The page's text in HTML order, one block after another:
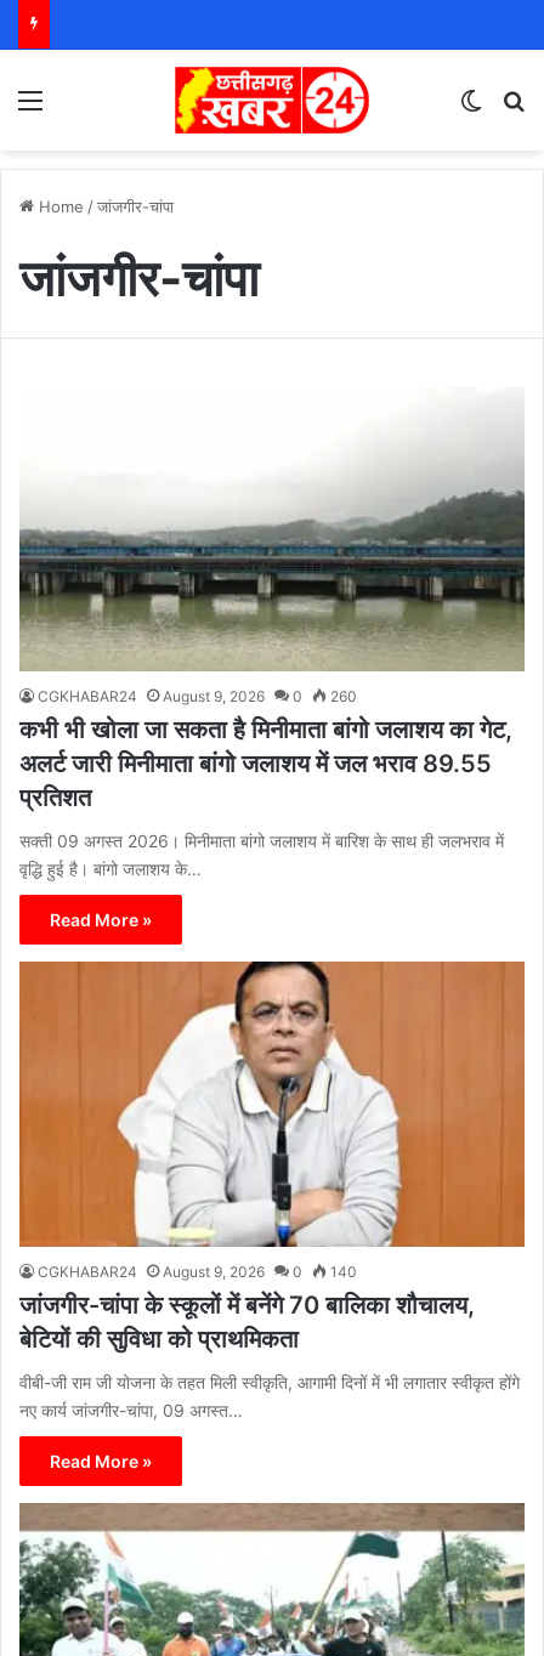
Home /जांजगीर-चांपा
जांजगीर-चांपा
CGKHABAR24 August 9, 2026 0 260
कभी भी खोला जा सकता है मिनीमाता बांगो जलाशय का गेट,
अलर्ट जारी मिनीमाता बांगो जलाशय में जल भराव 89.55
प्रतिशत
सक्ती 09 अगस्त 2026। मिनीमाता बांगो जलाशय में बारिश के साथ ही जलभराव में
वृद्धि हुई है। बांगो जलाशय के…
Read More »
CGKHABAR24 August 9, 2026 0 140
जांजगीर-चांपा के स्कूलों में बनेंगे 70 बालिका शौचालय,
बेटियों की सुविधा को प्राथमिकता
वीबी-जी राम जी योजना के तहत मिली स्वीकृति, आगामी दिनों में भी लगातार स्वीकृत होंगे
नए कार्य जांजगीर-चांपा, 09 अगस्त…
Read More »